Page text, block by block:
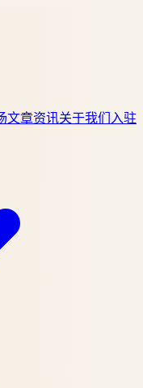
文章资讯关于我们 入驻